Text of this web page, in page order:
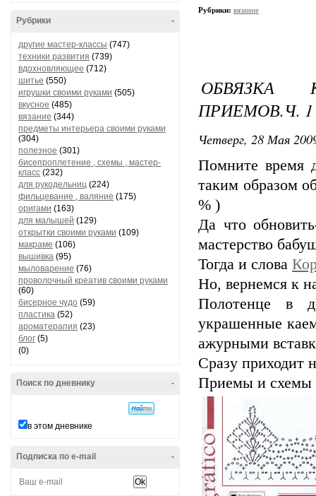
-
Рубрики
другие мастер-классы (747)
техники развития (739)
вдохновляющее (712)
шитье (550)
игрушки своими руками (505)
вкусное (485)
вязание (344)
предметы интерьера своими руками
(304)
полезное (301)
бисепроплетение , схемы , мастер-
класс (232)
для рукодельниц (224)
фильцевание , валяние (175)
оригами (163)
для малышей (129)
открытки своими руками (109)
макраме (106)
вышивка (95)
мыловарение (76)
проволочный креатив своими руками
(60)
бисерное чудо (59)
пластика (52)
ароматерапия (23)
блог (5)
(0)
-
Поиск по дневнику
в этом дневнике
-
Подписка по e-mail
Рубрики: вязание
ОБВЯЗКА
ПРИЕМОВ.Ч. 1
Четверг, 28 Мая
Помните время
таким образом
% )
Да что
мастерство
Тогда и слова
Но, вернемся к
Полотенце в
украшенные
ажурными
Сразу приходит
Приемы и схемы